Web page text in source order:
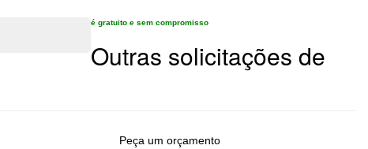
é gratuito e sem compromisso
Outras solicitações de
Peça um orçamento